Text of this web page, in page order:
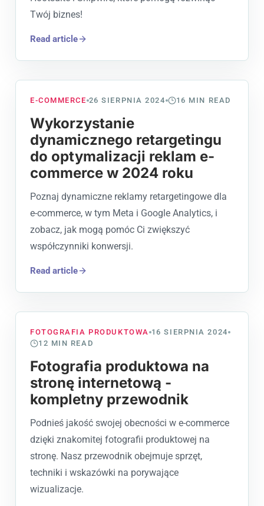
Twój biznes!
Read article
E-COMMERCE 26 SIERPNIA 2024 16 MIN READ
Wykorzystanie
dynamicznego retargetingu
do optymalizacji reklam e-
commerce w 2024 roku
Poznaj dynamiczne reklamy retargetingowe dla
e-commerce, w tym Meta i Google Analytics, i
zobacz, jak mogą pomóc Ci zwiększyć
współczynniki konwersji.
Read article
FOTOGRAFIA PRODUKTOWA 16 SIERPNIA 2024
12 MIN READ
Fotografia produktowa na
stronę internetową -
kompletny przewodnik
Podnieś jakość swojej obecności w e-commerce
dzięki znakomitej fotografii produktowej na
stronę. Nasz przewodnik obejmuje sprzęt,
techniki i wskazówki na porywające
wizualizacje.